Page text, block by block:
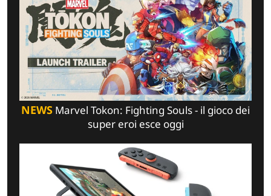
NEWS Marvel Tokon: Fighting Souls - il gioco dei
super eroi esce oggi